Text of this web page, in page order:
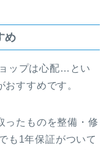
め
ップは心配…とい
すすめです。
ったものを整備・修
も1年保証がついて